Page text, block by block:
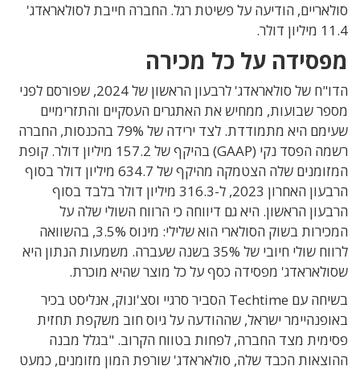
סולאריים, הודיעה על פשיטת רגל. החברה חייבת לסולאראדג'
11.4 מיליון דולר.
מפסידה על כל מכירה
הדו"ח של סולאראדג' לרבעון הראשון של 2024, שפורסם לפני
מספר שבועות, ממחיש את האתגרים העסקיים והתזרימיים
שעימם היא מתמודדת. לצד ירידה של 79% בהכנסות, החברה
רשמה הפסד נקי (GAAP) בהיקף של 157.2 מיליון דולר. קופת
המזומנים שלה הצטמקה מהיקף של 634.7 מיליון דולר בסוף
הרבעון האחרון 2023, ל-316.3 מיליון דולר בלבד בסוף
הרבעון הראשון. היא גם דיווחה כי הרווח השולי שלה על
המכירות בשוק הסולארי הוא שלילי: מינוס 3.5%, בהשוואה
לרווח שולי חיובי של 35% בשנה שעברה. משמעות הנתון היא
שסולאראדג' מפסידה כסף על כל מוצר שהיא מוכרת.
בשיחה עם Techtime הסביר סרגיי וסצ'ונוק, אנליסט בכיר
באופנהיימר ישראל, שההודעה על גיוס חוב משקפת תחזית
פסימית מצד החברה, לפחות בטווח הקרוב. "בגלל מבנה
ההוצאות הכבד שלה, סולאראדג' שורפת המון מזומנים, כמעט